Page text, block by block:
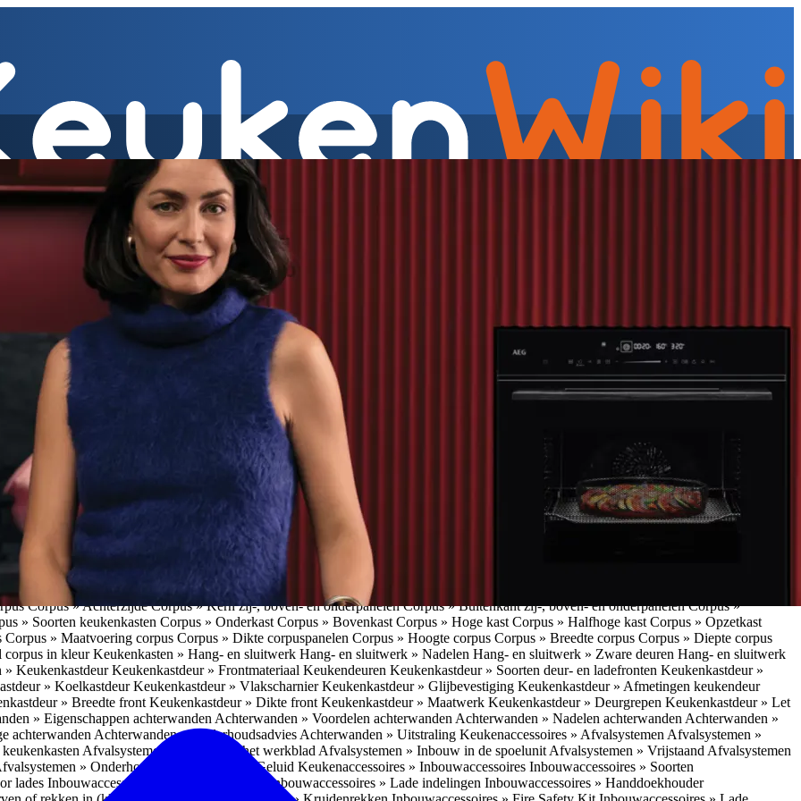
Onderbouw afzuigkap, vrijhangende afzuigkap
algemeenEnergieverbruik » Betekenis nieuwe labels
» Energieverbruik in de praktijk Energieverbruik » Bespaartips per apparaatEnergieverbruik » Praktijkadvies voor de
Energieverbruik » 1Energieverbruik » 5 Keukenapparatuur » Fornuizen Fornuizen » Oveninhoud en formaten Fornuizen » Soorten
fornuizen Keukenapparatuur » Inbouwlades Keukenapparatuur » Koelen en vriezen
Koelen en vriezen » Warmtepomp koel-
en vriezen » Nismaten Koelen en vriezen » Vrijstaande koel- en vriesapparaten Koelen en vriezen » Onderbouw koelkast of vriezerKoelen
koel/vrieskasten Koelen en vriezen » LED-verlichting Koelen en vriezen » KlimaatklassenKoelen en vriezen » OnderhoudKoelen en
» Koffieapparaten Koffieapparaten » Koffieapparaat: inbouw/vrijstaand
functies koffieapparaat Koffieapparaten » Eigenschappen inbouwkoffieapparaat
inbouwkoffieapparaat Koffieapparaten » Aandachtspunten inbouwkoffieapparaat
Koffieapparaten » Uitstraling
Koffieapparaten » Installatie inbouwkoffieapparaat Koffieapparaten » Installatie inbouwkoffieapparaat Koffieapparaten »
Koffieapparaten » Onderhoud inbouwkoffieapparaat Keukenapparatuur » KokendwaterkranenKokendwaterkranen »
» Voor- en nadeel 3-in-1 kranen Kokendwaterkranen » Voor- en nadelen multifunctionele kranenKokendwaterkranen »
Kokendwaterkranen » Veiligheid kokendwaterkranen Kokendwaterkranen » Installatie kokendwaterkraanKokendwaterkranen
kokendwaterkraan Keukenapparatuur » Kookplaten Keukenapparatuur » Ovens Keukenapparatuur » Slimme keukenapparatuur
oven Slimme keukenapparatuur » Slimme vaatwasser Slimme keukenapparatuur » Slimme koelkast
keukenapparatuur » Samenwerking slimme apparaten Slimme keukenapparatuur » Eigenschappen Slimme keukenapparatuur
» Voordelen slimme keukenapparatuur Slimme keukenapparatuur » Nadelen slimme keukenapparatuur
Slimme keukenapparatuur » Verschillen & aandachtspunten slimme keukenapparatuur
Corpus » AchterzijdeCorpus » Kern zij-, boven- en onderpanelenCorpus » Buitenkant zij-, boven- en onderpanelenCorpus »
» Soorten keukenkasten Corpus » Onderkast Corpus » Bovenkast Corpus » Hoge kast Corpus » Halfhoge kast Corpus » Opzetkast
Corpus » Maatvoering corpus Corpus » Dikte corpuspanelen Corpus » Hoogte corpus Corpus » Breedte corpus Corpus » Diepte corpus
corpus in kleurKeukenkasten » Hang- en sluitwerk Hang- en sluitwerk » Nadelen Hang- en sluitwerk » Zware deuren Hang- en sluitwerk
» KeukenkastdeurKeukenkastdeur » Frontmateriaal Keukendeuren Keukenkastdeur » Soorten deur- en ladefronten Keukenkastdeur »
» KoelkastdeurKeukenkastdeur » VlakscharnierKeukenkastdeur » Glijbevestiging Keukenkastdeur » Afmetingen keukendeur
» Breedte front Keukenkastdeur » Dikte front Keukenkastdeur » Maatwerk Keukenkastdeur » Deurgrepen Keukenkastdeur » Let
» Eigenschappen achterwanden Achterwanden » Voordelen achterwanden Achterwanden » Nadelen achterwanden Achterwanden »
achterwanden Achterwanden » Onderhoudsadvies Achterwanden » Uitstraling Keukenaccessoires » Afvalsystemen Afvalsystemen »
Afvalsystemen » Inbouw in het werkblad Afvalsystemen » Inbouw in de spoelunit Afvalsystemen » Vrijstaand Afvalsystemen
» Onderhoud Afvalsystemen » Geluid Keukenaccessoires » Inbouwaccessoires Inbouwaccessoires » Soorten
lades Inbouwaccessoires » Bestekindelingen Inbouwaccessoires » Lade indelingen Inbouwaccessoires » Handdoekhouder